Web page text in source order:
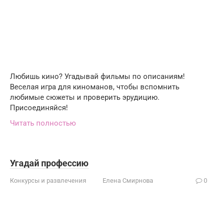
Любишь кино? Угадывай фильмы по описаниям!
Веселая игра для киноманов, чтобы вспомнить
любимые сюжеты и проверить эрудицию.
Присоединяйся!
Читать полностью
Угадай профессию
Конкурсы и развлечения Елена Смирнова 0